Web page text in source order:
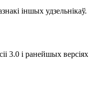
іншых удзельнікаў.
3.0 і ранейшых версіях